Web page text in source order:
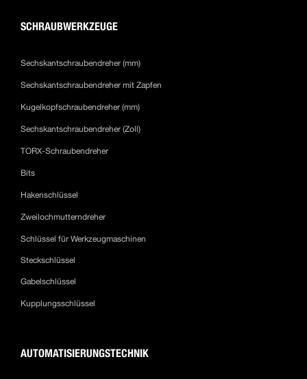
SCHRAUBWERKZEUGE
Sechskantschraubendreher (mm)
Sechskantschraubendreher mit Zapfen
Kugelkopfschraubendreher (mm)
Sechskantschraubendreher (Zoll)
TORX-Schraubendreher
Bits
Hakenschlüssel
Zweilochmutterndreher
Schlüssel für Werkzeugmaschinen
Steckschlüssel
Gabelschlüssel
Kupplungsschlüssel
AUTOMATISIERUNGSTECHNIK